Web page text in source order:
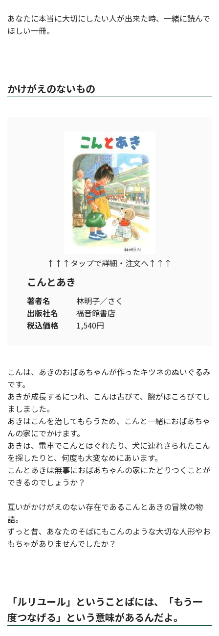
あなたに本当に大切にしたい人が出来た時、一緒に読んで
ほしい一冊。
かけがえのないもの
↑↑↑タップで詳細・注文へ↑↑↑
こんとあき
著者名
林明子／さく
出版社名
福音館書店
税込価格
1,540円
こんは、あきのおばあちゃんが作ったキツネのぬいぐるみ
です。
あきが成長するにつれ、こんは古びて、腕がほころびてし
ましました。
あきはこんを治してもらうため、こんと一緒におばあちゃ
んの家にでかけます。
あきは、電車でこんとはぐれたり、犬に連れさられたこん
を探したりと、何度も大変なめにあいます。
こんとあきは無事におばあちゃんの家にたどりつくことが
できるのでしょうか？
互いがかけがえのない存在であるこんとあきの冒険の物
語。
ずっと昔、あなたのそばにもこんのような大切な人形やお
もちゃがありませんでしたか？
「ルリユール」ということばには、「もう一
度つなげる」という意味があるんだよ。